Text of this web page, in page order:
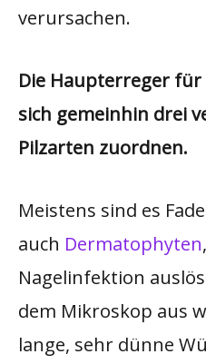
verursachen.
Die Haupterreger für
sich gemeinhin drei
Pilzarten zuordnen.
Meistens sind es
auch Dermatophyten
Nagelinfektion
dem Mikroskop aus
lange, sehr dünne